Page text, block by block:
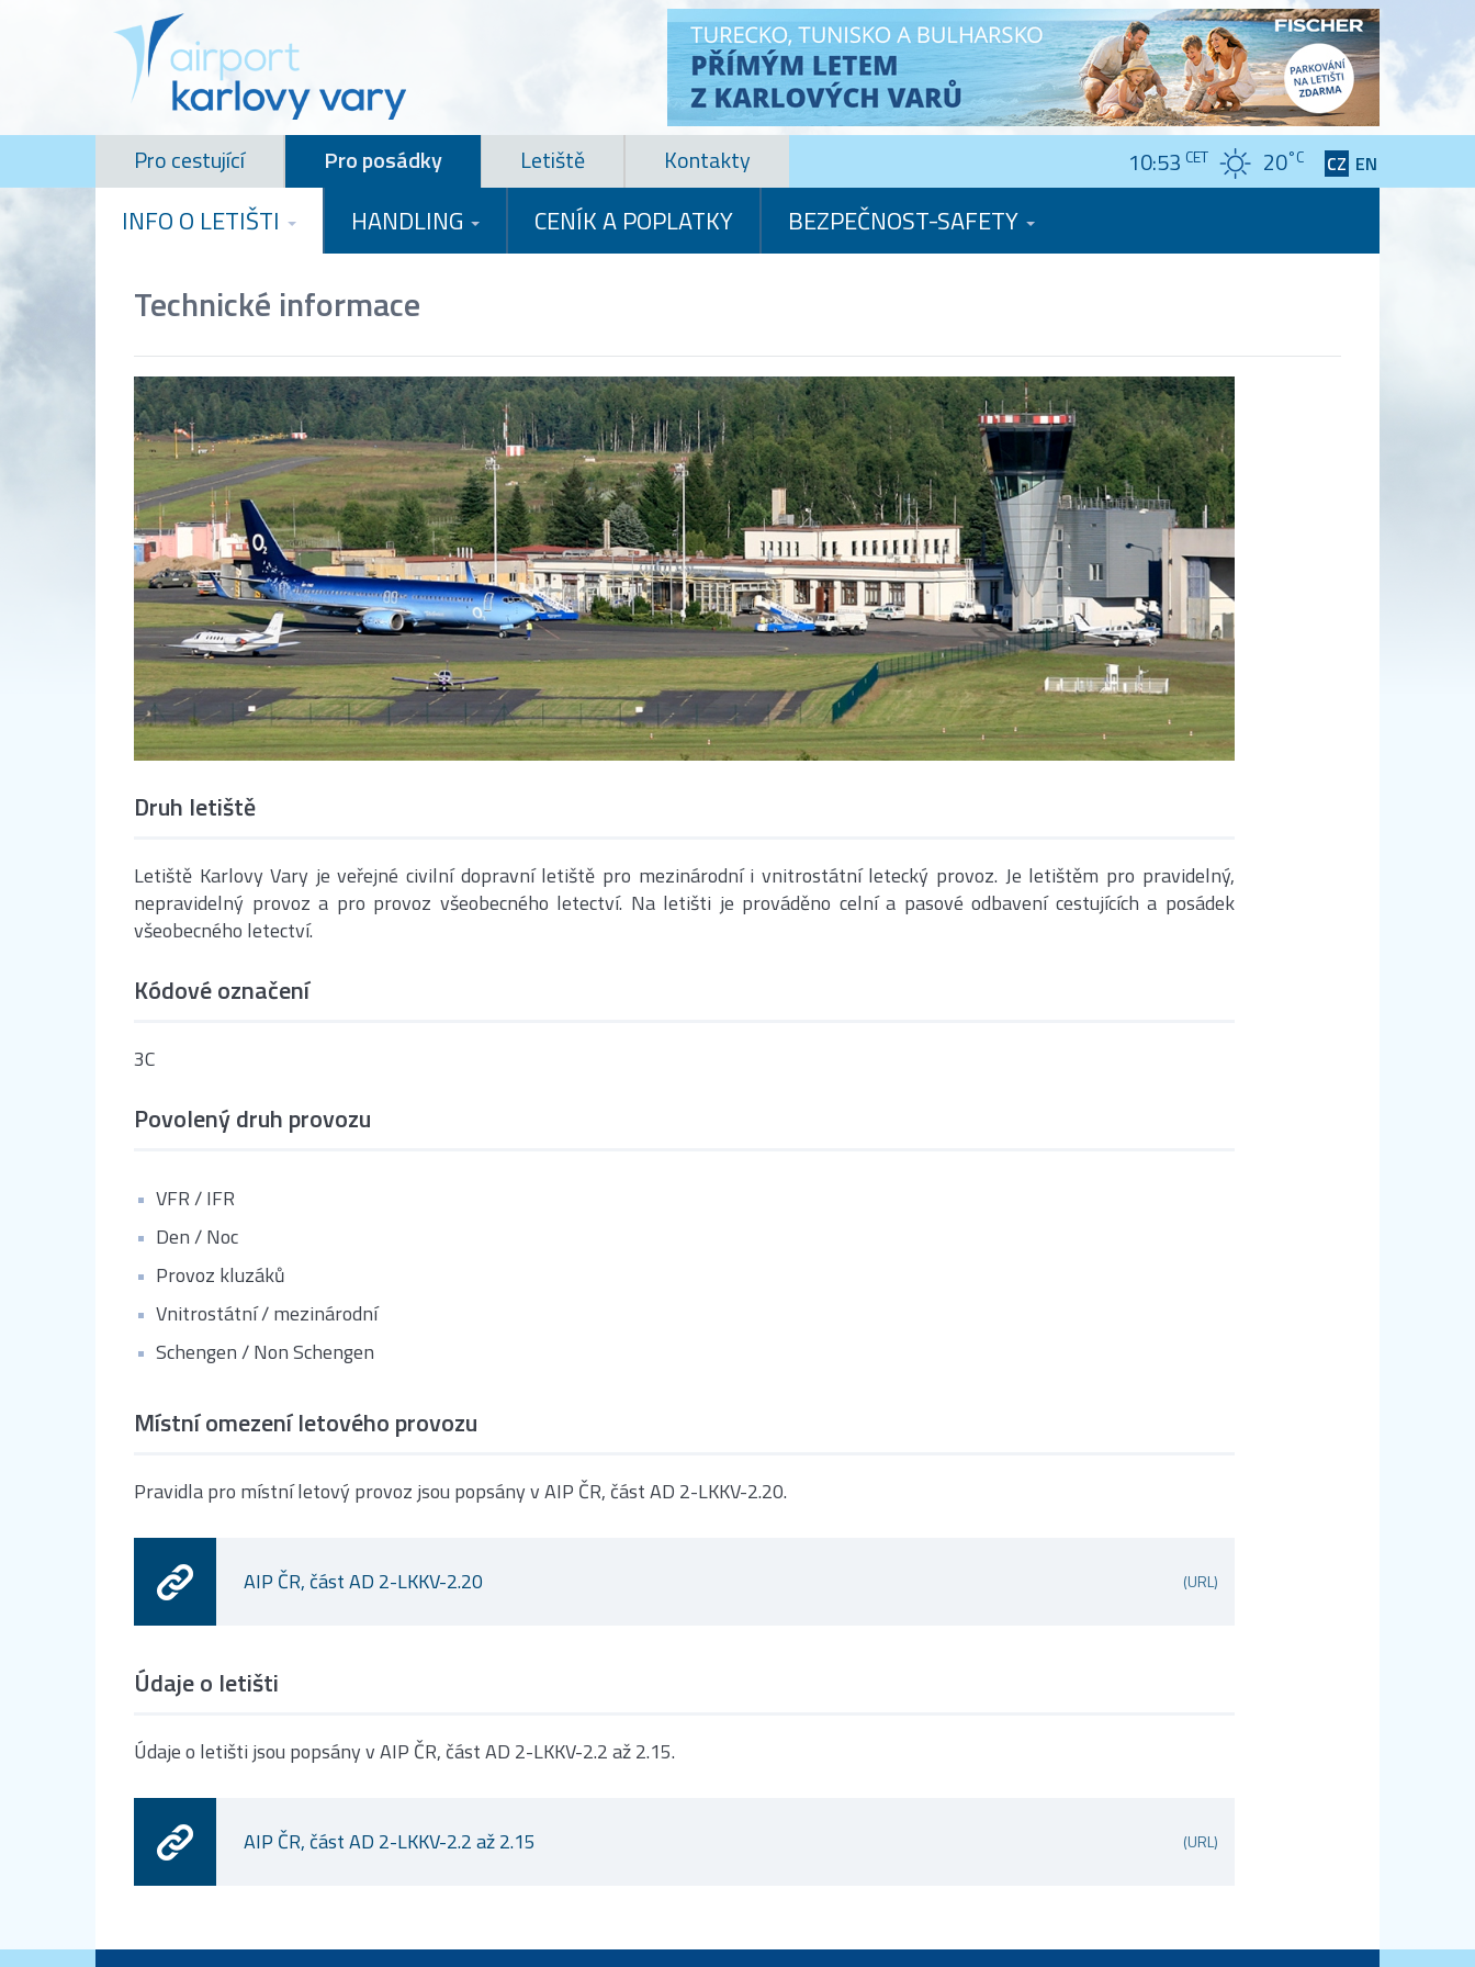
10:53 CET 20°C CZ EN
Pro cestující Pro posádky Letiště Kontakty
INFO O LETIŠTI HANDLING CENÍK A POPLATKY BEZPEČNOST-SAFETY
Technické informace
Druh letiště
Letiště Karlovy Vary je veřejné civilní dopravní letiště pro mezinárodní i vnitrostátní letecký provoz. Je letištěm pro pravidelný,
nepravidelný provoz a pro provoz všeobecného letectví. Na letišti je prováděno celní a pasové odbavení cestujících a posádek
všeobecného letectví.
Kódové označení
3C
Povolený druh provozu
VFR / IFR
Den / Noc
Provoz kluzáků
Vnitrostátní / mezinárodní
Schengen / Non Schengen
Místní omezení letového provozu
Pravidla pro místní letový provoz jsou popsány v AIP ČR, část AD 2-LKKV-2.20.
AIP ČR, část AD 2-LKKV-2.20 (URL)
Údaje o letišti
Údaje o letišti jsou popsány v AIP ČR, část AD 2-LKKV-2.2 až 2.15.
AIP ČR, část AD 2-LKKV-2.2 až 2.15 (URL)